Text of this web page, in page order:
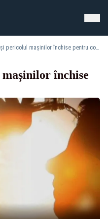
Canicula și pericolul mașinilor închise pentru copii
închise